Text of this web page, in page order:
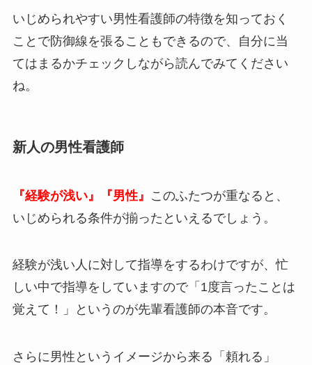
いじめられやすい男性看護師の特徴を知っておく
ことで防御線を張ることもできるので、自分に当
てはまるかチェックしながら読んでみてください
ね。
新人の男性看護師
『経験が浅い』『男性』 このふたつが重なると、
いじめられる条件が揃ったといえるでしょう。
経験が浅い人に対して指導をするわけですが、忙
しい中で指導をしていますので「1度言ったことは
覚えて！」というのが先輩看護師の本音です。
さらに男性というイメージから来る「頼れる」